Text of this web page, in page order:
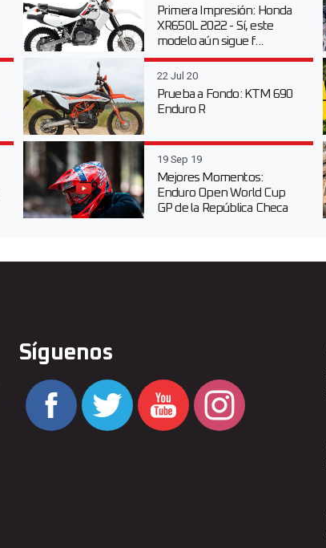
Primera Impresión: Honda
XR650L 2022 - Sí, este
modelo aún sigue f...
22 Jul 20
Prueba a Fondo: KTM 690
Enduro R
19 Sep 19
Mejores Momentos:
Enduro Open World Cup
GP de la República Checa
Síguenos